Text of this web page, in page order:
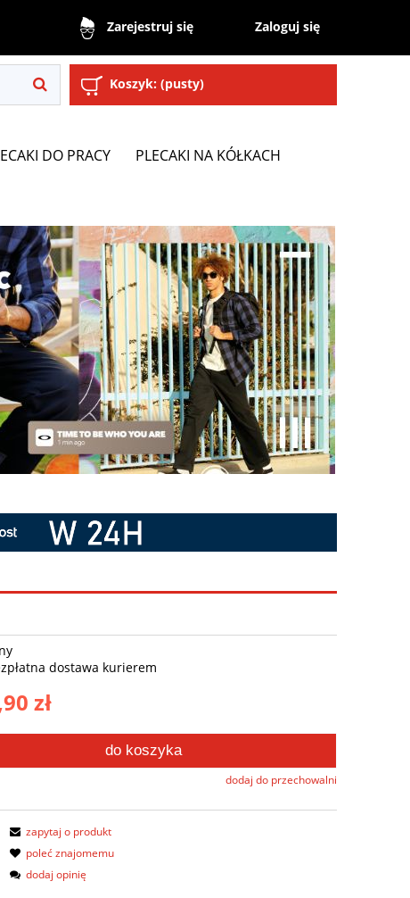
Zarejestruj się Zaloguj się
Koszyk: (pusty)
DO PRACY PLECAKI NA KÓŁKACH
dostawa kurierem
zł
do koszyka
dodaj do przechowalni
zapytaj o produkt
poleć znajomemu
dodaj opinię